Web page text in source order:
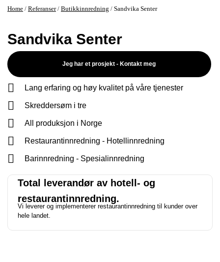
Home / Referanser/ Butikkinnredning / Sandvika Senter
Sandvika Senter
Jeg har et prosjekt - Kontakt meg
Lang erfaring og høy kvalitet på våre tjenester
Skreddersøm i tre
All produksjon i Norge
Restaurantinnredning - Hotellinnredning
Barinnredning - Spesialinnredning
Total leverandør av hotell- og
restaurantinnredning.
Vi leverer og implementerer restaurantinnredning til kunder over
hele landet.